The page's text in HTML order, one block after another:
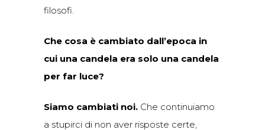
filosofi.
Che cosa è cambiato dall’epoca in
cui una candela era solo una candela
per far luce?
Siamo cambiati noi. Che continuiamo
a stupirci di non aver risposte certe,